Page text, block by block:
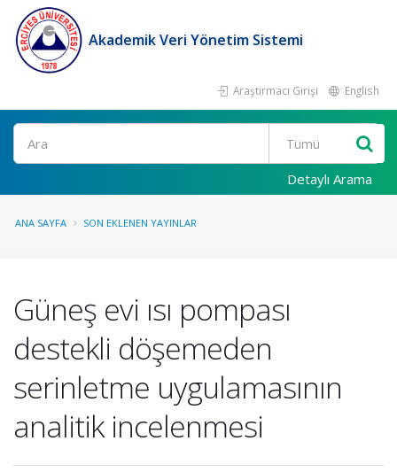
Akademik Veri Yönetim Sistemi
Araştırmacı Girişi English
Ara
Detaylı Arama
ANA SAYFA SON EKLENEN YAYINLAR
Güneş evi ısı pompası
destekli döşemeden
serinletme uygulamasının
analitik incelenmesi